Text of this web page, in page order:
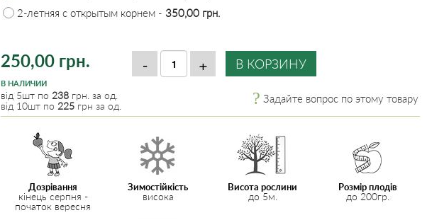
250,00 грн.
2-летняя с открытым корнем - 350,00 грн.
В НАЛИЧИИ
від 5шт по 238 грн. за од.
від 10шт по 225 грн за од.
Задайте вопрос по этому товару
Дозрівання
кінець серпня -
початок вересня
Зимостійкість
висока
Висота рослини
до 5м.
Розмір плодів
до 200гр.